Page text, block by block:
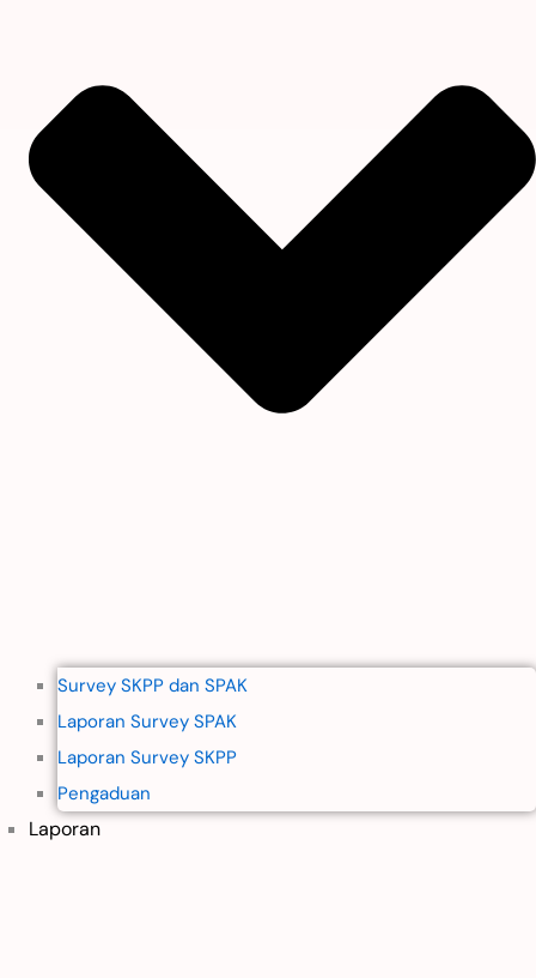
Survey SKPP dan SPAK
Laporan Survey SPAK
Laporan Survey SKPP
Pengaduan
Laporan